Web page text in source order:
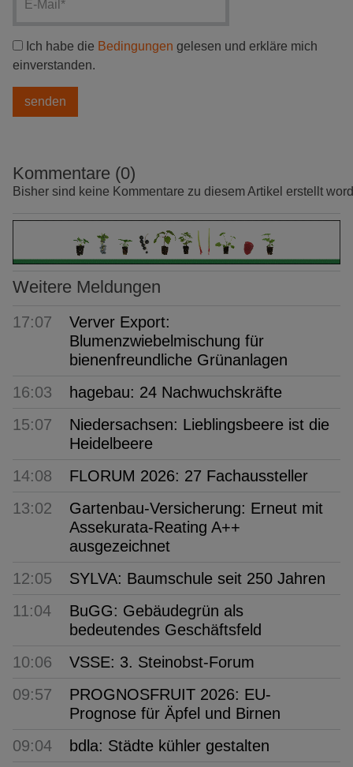
Ich habe die Bedingungen gelesen und erkläre mich
einverstanden.
Kommentare (0)
Bisher sind keine Kommentare zu diesem Artikel erstellt
Weitere Meldungen
17:07
Verver Export:
Blumenzwiebelmischung für
bienenfreundliche Grünanlagen
16:03
hagebau: 24 Nachwuchskräfte
15:07
Niedersachsen: Lieblingsbeere ist die
Heidelbeere
14:08
FLORUM 2026: 27 Fachaussteller
13:02
Gartenbau-Versicherung: Erneut mit
Assekurata-Reating A++
ausgezeichnet
12:05
SYLVA: Baumschule seit 250 Jahren
11:04
BuGG: Gebäudegrün als
bedeutendes Geschäftsfeld
10:06
VSSE: 3. Steinobst-Forum
09:57
PROGNOSFRUIT 2026: EU-
Prognose für Äpfel und Birnen
09:04
bdla: Städte kühler gestalten